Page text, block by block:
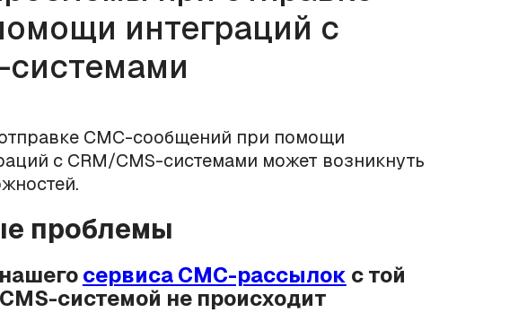
интеграций с
системами
СМС-сообщений при помощи
с CRM/CMS-системами может возникнуть
проблемы
сервиса СМС-рассылок с той
системой не происходит